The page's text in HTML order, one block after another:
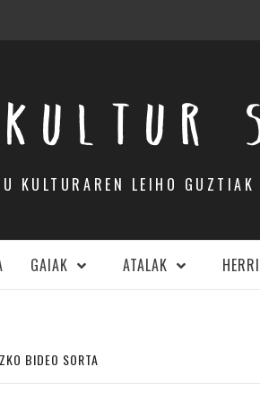
KULTUR
KULTURAREN LEIHO
GAIAK ATALAK
BIDEO SORTA